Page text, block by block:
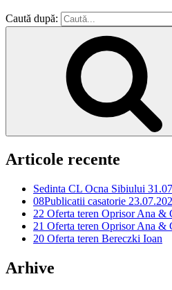
Caută după:
Articole recente
Sedinta CL Ocna Sibiului
08Publicatii casatorie
22 Oferta teren Oprisor Ana &
21 Oferta teren Oprisor Ana &
20 Oferta teren Bereczki Ioan
Arhive